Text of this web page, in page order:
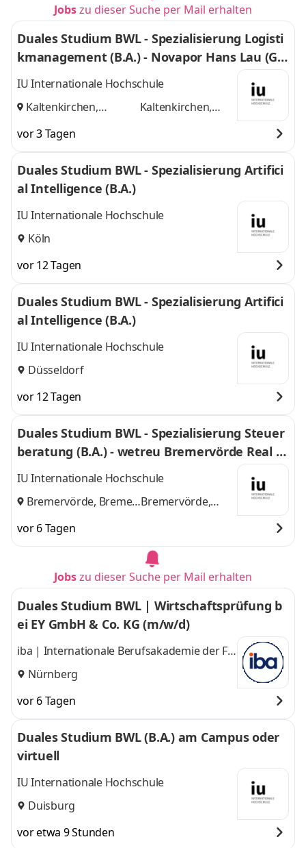
Jobszu dieser Suche per Mail erhalten
Duales Studium BWL - Spezialisierung Logisti
kmanagement (B.A.) - Novapor Hans Lau (G
mbH & Co) KG
IU Internationale Hochschule
Kaltenkirchen,
Kaltenkirchen,
vor 3 Tagen
Duales Studium BWL - Spezialisierung Artifici
al Intelligence (B.A.)
IU Internationale Hochschule
Köln
vor 12 Tagen
Duales Studium BWL - Spezialisierung Artifici
al Intelligence (B.A.)
IU Internationale Hochschule
Düsseldorf
vor 12 Tagen
Duales Studium BWL - Spezialisierung Steuer
beratung (B.A.) - wetreu Bremervörde Real Tr
euhand KG Steuerberatungsgesellschaft
IU Internationale Hochschule
Bremervörde, BremenBremervörde,
vor 6 Tagen
Jobszu dieser Suche per Mail erhalten
Duales Studium BWL | Wirtschaftsprüfung b
ei EY GmbH & Co. KG (m/w/d)
iba | Internationale Berufsakademie der F +
U Unternehmensgruppe gGmbH
Nürnberg
vor 6 Tagen
Duales Studium BWL (B.A.) am Campus oder
virtuell
IU Internationale Hochschule
Duisburg
vor etwa 9 Stunden